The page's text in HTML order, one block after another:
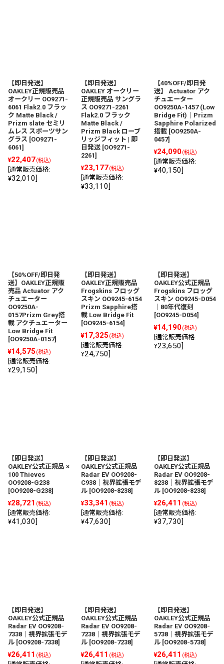
【即日発送】
OAKLEY正規販売品
オークリー OO9271-
6061 Flak2.0 フラッ
ク Matte Black /
Prizm slate セミリ
ムレス スポーツサン
グラス [OO9271-
6061]
¥22,407(税込)
通常販売価格:
¥32,010]
【即日発送】
OAKLEY オークリー
正規販売品 サングラ
ス OO9271-2261
Flak2.0 フラック
Matte Black /
Prizm Black ローブ
リッジフィット | 即
日発送 [OO9271-
2261]
¥23,177(税込)
通常販売価格:
¥33,110]
【40%OFF/即日発
送】 Actuator アク
チュエーター
OO9250A-1457 (Low
Bridge Fit)｜Prizm
Sapphire Polarized
搭載 [OO9250A-
0457]
¥24,090(税込)
通常販売価格:
¥40,150]
【50%OFF/即日発
送】OAKLEY正規販
売品 Actuator アク
チュエーター
OO9250A-
0157Prizm Grey搭
載 アクチュエーター
Low Bridge Fit
[OO9250A-0157]
¥14,575 (税込)
通常販売価格:
¥29,150]
【即日発送】
OAKLEY正規販売品
Frogskins フロッグ
スキン OO9245-6154
Prizm Sapphire搭
載 Low Bridge Fit
[OO9245-6154]
¥17,325 (税込)
通常販売価格:
¥24,750]
【即日発送】
OAKLEY公式正規品
Frogskins フロッグ
スキン OO9245-D054
｜80年代復刻
[OO9245-D054]
¥14,190(税込)
通常販売価格:
¥23,650]
【即日発送】
OAKLEY公式正規品 ×
100 Thieves
OO9208-G238
[OO9208-G238]
¥28,721 (税込)
通常販売価格:
¥41,030]
【即日発送】
OAKLEY公式正規品
Radar EV OO9208-
C938｜視界拡張モデ
ル [OO9208-8238]
¥33,341 (税込)
通常販売価格:
¥47,630]
【即日発送】
OAKLEY公式正規品
Radar EV OO9208-
8238｜視界拡張モデ
ル [OO9208-8238]
¥26,411 (税込)
通常販売価格:
¥37,730]
【即日発送】
OAKLEY公式正規品
Radar EV OO9208-
7338｜視界拡張モデ
ル [OO9208-7338]
¥26,411 (税込)
【即日発送】
OAKLEY公式正規品
Radar EV OO9208-
7238｜視界拡張モデ
ル [OO9208-7238]
¥26,411 (税込)
【即日発送】
OAKLEY公式正規品
Radar EV OO9208-
5738｜視界拡張モデ
ル [OO9208-5738]
¥26,411 (税込)